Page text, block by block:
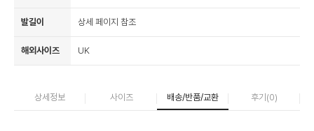
발길이 상세 페이지 참조
해외사이즈 UK
상세정보 사이즈 배송/반품/교환 후기(0)